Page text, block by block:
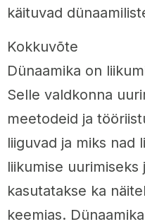
käituvad
Kokkuvõte
Dünaamika on
Selle valdkonna
meetodeid ja
liiguvad ja miks nad
liikumise
kasutatakse ka
keemias.